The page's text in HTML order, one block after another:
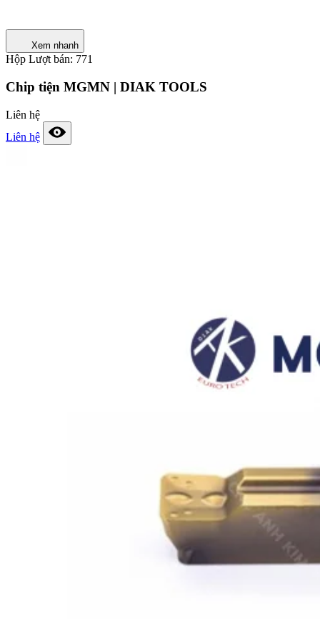
Xem nhanh
Hộp Lượt bán: 771
Chip tiện MGMN | DIAK TOOLS
Liên hệ
Liên hệ